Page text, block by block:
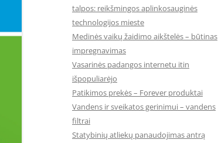
talpos: reikšmingos aplinkosauginės
technologijos mieste
Medinės vaikų žaidimo aikštelės – būtinas
impregnavimas
Vasarinės padangos internetu itin
išpopuliarėjo
Patikimos prekės – Forever produktai
Vandens ir sveikatos gerinimui – vandens
filtrai
Statybinių atliekų panaudojimas antrą